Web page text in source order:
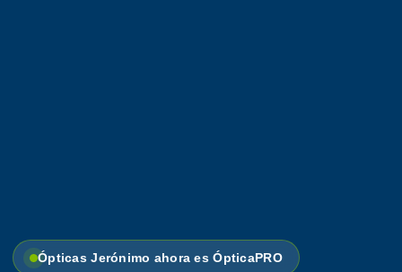
Ópticas Jerónimo ahora es ÓpticaPRO